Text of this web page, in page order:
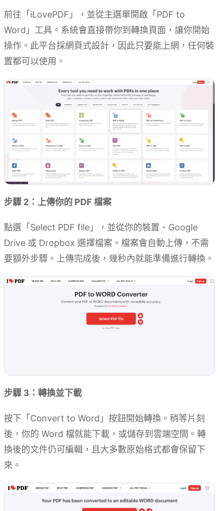
前往「iLovePDF」，並從主選單開啟「PDF to
Word」工具。系統會直接帶你到轉換頁面，讓你開始
操作。此平台採網頁式設計，因此只要能上網，任何裝
置都可以使用。
步驟 2：上傳你的 PDF 檔案
點選「Select PDF file」，並從你的裝置、Google
Drive 或 Dropbox 選擇檔案。檔案會自動上傳，不需
要額外步驟。上傳完成後，幾秒內就能準備進行轉換。
步驟 3：轉換並下載
按下「Convert to Word」按鈕開始轉換。稍等片刻
後，你的 Word 檔就能下載，或儲存到雲端空間。轉
換後的文件仍可編輯，且大多數原始格式都會保留下
來。